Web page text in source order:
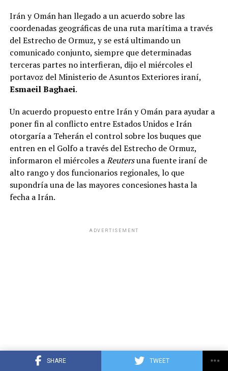
SHARE TWEET
Irán y Omán han llegado a un acuerdo sobre las
coordenadas geográficas de una ruta marítima a través
del Estrecho de Ormuz, y se está ultimando un
comunicado conjunto, siempre que determinadas
terceras partes no interfieran, dijo el miércoles el
portavoz del Ministerio de Asuntos Exteriores iraní,
Esmaeil Baghaei.
Un acuerdo propuesto entre Irán y Omán para ayudar a
poner fin al conflicto entre Estados Unidos e Irán
otorgaría a Teherán el control sobre los buques que
entren en el Golfo a través del Estrecho de Ormuz,
informaron el miércoles aReutersuna fuente iraní de
alto rango y dos funcionarios regionales, lo que
supondría una de las mayores concesiones hasta la
fecha a Irán.
ADVERTISEMENT